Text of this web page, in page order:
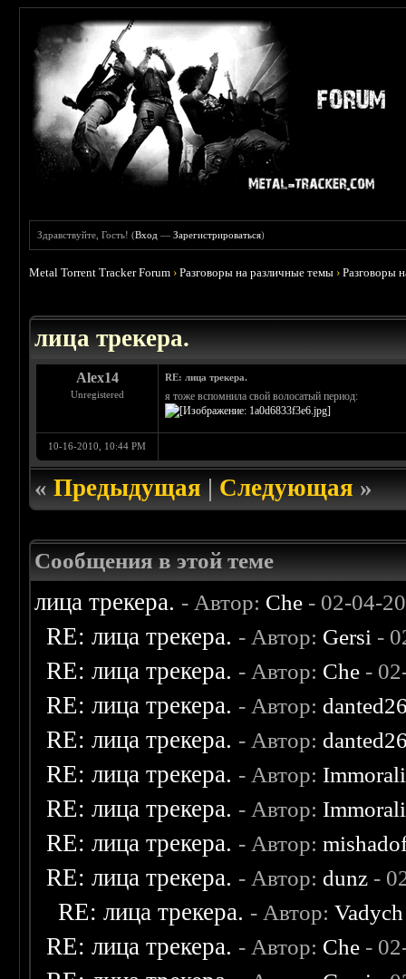
Здравствуйте, Гость! (Вход —Зарегистрироваться)
Metal Torrent Tracker Forum ›Разговоры на различные темы ›Разговоры
лица трекера.
Alex14
Unregistered
RE: лица трекера.
я тоже вспомнила свой волосатый период:
10-16-2010, 10:44 PM
«Предыдущая|Следующая»
Сообщения в этой теме
лица трекера. - Автор: Che - 02-04-
RE: лица трекера. - Автор: Gersi -
RE: лица трекера. - Автор: Che -
RE: лица трекера. - Автор:
RE: лица трекера. - Автор:
RE: лица трекера. - Автор:
RE: лица трекера. - Автор:
RE: лица трекера. - Автор:
RE: лица трекера. - Автор: dunz -
RE: лица трекера. - Автор:Vadych
RE: лица трекера. - Автор: Che -